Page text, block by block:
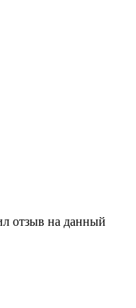
отзыв на данный